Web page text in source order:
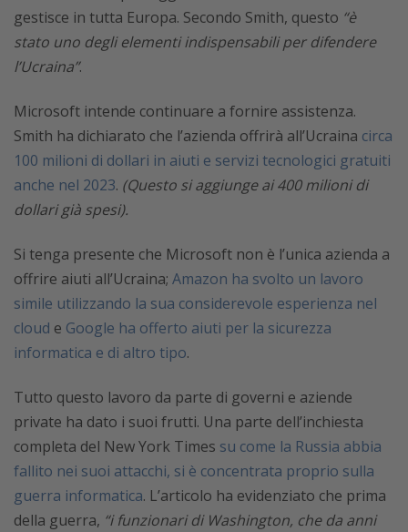
gestisce in tutta Europa. Secondo Smith, questo “è
stato uno degli elementi indispensabili per difendere
l’Ucraina”.
Microsoft intende continuare a fornire assistenza.
Smith ha dichiarato che l’azienda offrirà all’Ucraina circa
100 milioni di dollari in aiuti e servizi tecnologici gratuiti
anche nel 2023. (Questo si aggiunge ai 400 milioni di
dollari già spesi).
Si tenga presente che Microsoft non è l’unica azienda a
offrire aiuti all’Ucraina; Amazon ha svolto un lavoro
simile utilizzando la sua considerevole esperienza nel
cloud e Google ha offerto aiuti per la sicurezza
informatica e di altro tipo.
Tutto questo lavoro da parte di governi e aziende
private ha dato i suoi frutti. Una parte dell’inchiesta
completa del New York Times su come la Russia abbia
fallito nei suoi attacchi, si è concentrata proprio sulla
guerra informatica. L’articolo ha evidenziato che prima
della guerra, “i funzionari di Washington, che da anni